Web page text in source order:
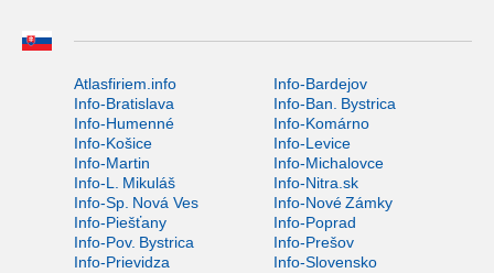
Atlasfiriem.info
Info-Bardejov
Info-Bratislava
Info-Ban. Bystrica
Info-Humenné
Info-Komárno
Info-Košice
Info-Levice
Info-Martin
Info-Michalovce
Info-L. Mikuláš
Info-Nitra.sk
Info-Sp. Nová Ves
Info-Nové Zámky
Info-Piešťany
Info-Poprad
Info-Pov. Bystrica
Info-Prešov
Info-Prievidza
Info-Slovensko